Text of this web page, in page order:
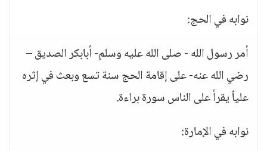
نوابه في الحج:
أمر رسول الله - صلى الله عليه وسلم- أبابكر الصديق –
رضي الله عنه- على إقامة الحج سنة تسع وبعث في إثره
علياً يقرأ على الناس سورة براءة.
نوابه في الإمارة: